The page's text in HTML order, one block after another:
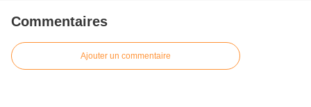
Commentaires
Ajouter un commentaire